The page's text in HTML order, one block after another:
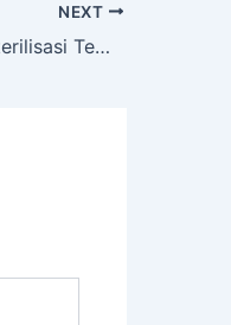
NEXT
Polres Purwakarta Sterilisasi Tempat Rapat Penetapan Hasil Pilkada 2024